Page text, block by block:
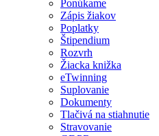
Ponúkame
Zápis žiakov
Poplatky
Štipendium
Rozvrh
Žiacka knižka
eTwinning
Suplovanie
Dokumenty
Tlačivá na stiahnutie
Stravovanie